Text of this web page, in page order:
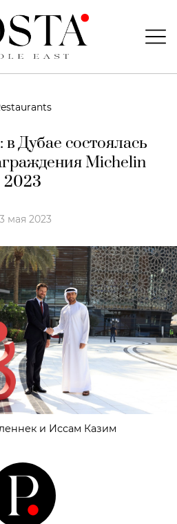
Дубае состоялась
Michelin
2023
мая 2023
и Иссам Казим